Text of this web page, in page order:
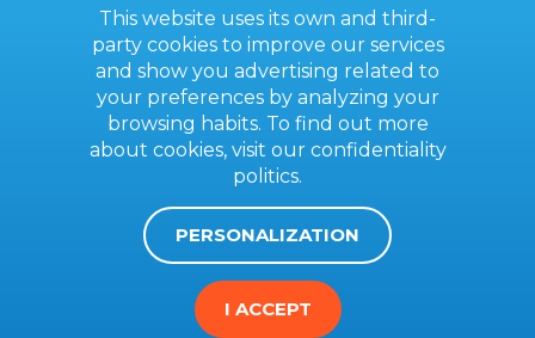
Contact us
General terms
This website uses its own and third-
party cookies to improve our services
and show you advertising related to
your preferences by analyzing your
browsing habits. To find out more
about cookies, visit our confidentiality
politics.
PERSONALIZATION
I ACCEPT